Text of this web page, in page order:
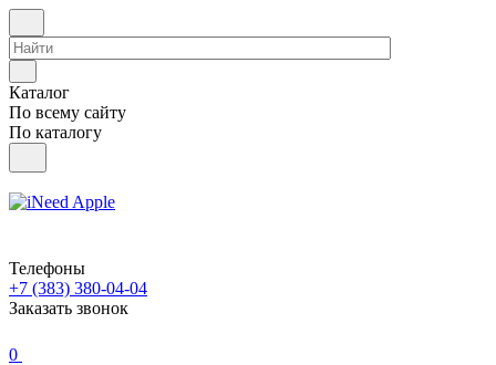
Каталог
По всему сайту
По каталогу
Телефоны
+7 (383) 380-04-04
Заказать звонок
0